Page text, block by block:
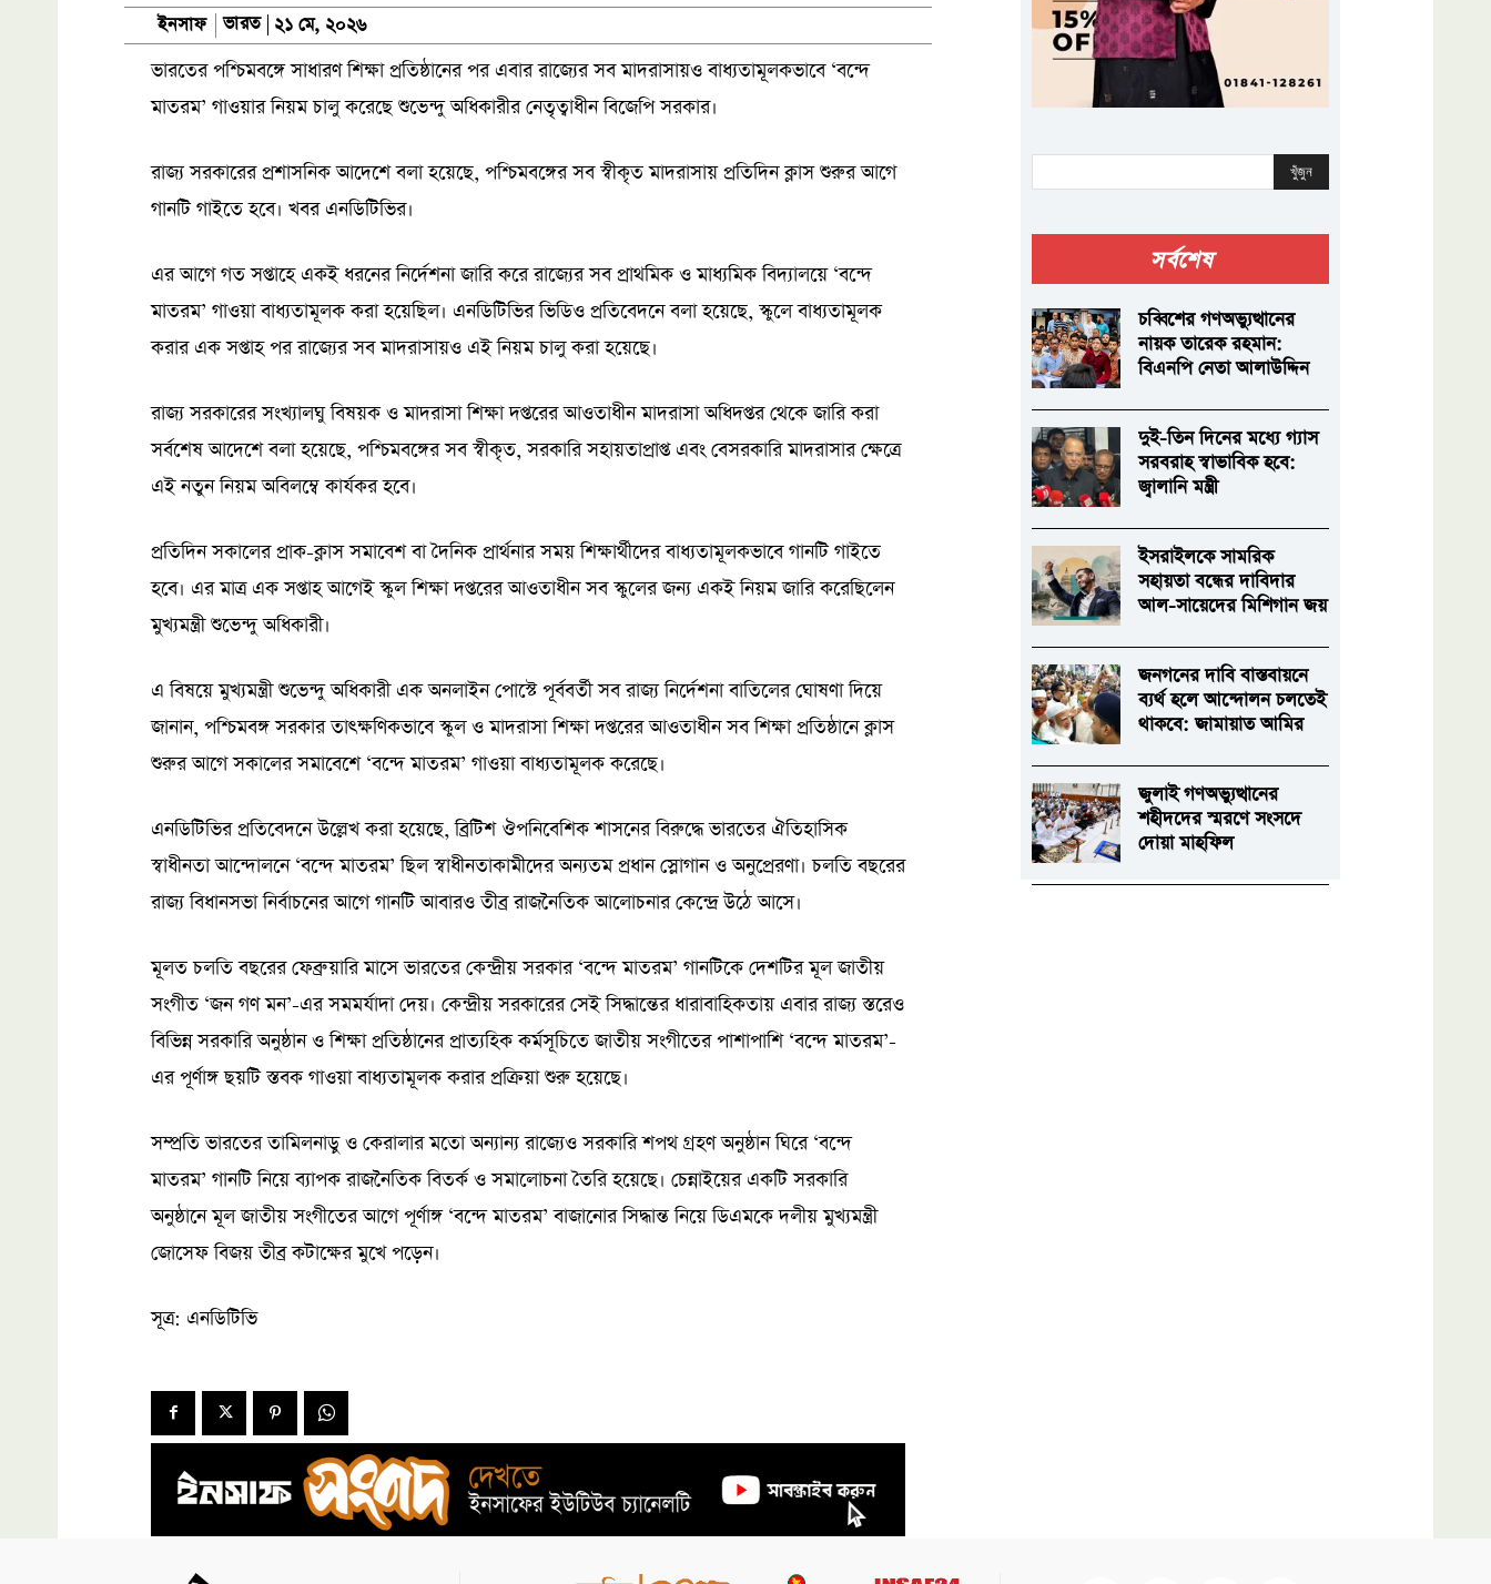
ইনসাফ ভারত ২১ মে, ২০২৬
ভারতের পশ্চিমবঙ্গে সাধারণ শিক্ষা প্রতিষ্ঠানের পর এবার রাজ্যের সব মাদরাসায়ও বাধ্যতামূলকভাবে ‘বন্দে
মাতরম’ গাওয়ার নিয়ম চালু করেছে শুভেন্দু অধিকারীর নেতৃত্বাধীন বিজেপি সরকার।
রাজ্য সরকারের প্রশাসনিক আদেশে বলা হয়েছে, পশ্চিমবঙ্গের সব স্বীকৃত মাদরাসায় প্রতিদিন ক্লাস শুরুর আগে
গানটি গাইতে হবে। খবর এনডিটিভির।
এর আগে গত সপ্তাহে একই ধরনের নির্দেশনা জারি করে রাজ্যের সব প্রাথমিক ও মাধ্যমিক বিদ্যালয়ে ‘বন্দে
মাতরম’ গাওয়া বাধ্যতামূলক করা হয়েছিল। এনডিটিভির ভিডিও প্রতিবেদনে বলা হয়েছে, স্কুলে বাধ্যতামূলক
করার এক সপ্তাহ পর রাজ্যের সব মাদরাসায়ও এই নিয়ম চালু করা হয়েছে।
রাজ্য সরকারের সংখ্যালঘু বিষয়ক ও মাদরাসা শিক্ষা দপ্তরের আওতাধীন মাদরাসা অধিদপ্তর থেকে জারি করা
সর্বশেষ আদেশে বলা হয়েছে, পশ্চিমবঙ্গের সব স্বীকৃত, সরকারি সহায়তাপ্রাপ্ত এবং বেসরকারি মাদরাসার ক্ষেত্রে
এই নতুন নিয়ম অবিলম্বে কার্যকর হবে।
প্রতিদিন সকালের প্রাক-ক্লাস সমাবেশ বা দৈনিক প্রার্থনার সময় শিক্ষার্থীদের বাধ্যতামূলকভাবে গানটি গাইতে
হবে। এর মাত্র এক সপ্তাহ আগেই স্কুল শিক্ষা দপ্তরের আওতাধীন সব স্কুলের জন্য একই নিয়ম জারি করেছিলেন
মুখ্যমন্ত্রী শুভেন্দু অধিকারী।
এ বিষয়ে মুখ্যমন্ত্রী শুভেন্দু অধিকারী এক অনলাইন পোস্টে পূর্ববর্তী সব রাজ্য নির্দেশনা বাতিলের ঘোষণা দিয়ে
জানান, পশ্চিমবঙ্গ সরকার তাৎক্ষণিকভাবে স্কুল ও মাদরাসা শিক্ষা দপ্তরের আওতাধীন সব শিক্ষা প্রতিষ্ঠানে ক্লাস
শুরুর আগে সকালের সমাবেশে ‘বন্দে মাতরম’ গাওয়া বাধ্যতামূলক করেছে।
এনডিটিভির প্রতিবেদনে উল্লেখ করা হয়েছে, ব্রিটিশ ঔপনিবেশিক শাসনের বিরুদ্ধে ভারতের ঐতিহাসিক
স্বাধীনতা আন্দোলনে ‘বন্দে মাতরম’ ছিল স্বাধীনতাকামীদের অন্যতম প্রধান স্লোগান ও অনুপ্রেরণা। চলতি বছরের
রাজ্য বিধানসভা নির্বাচনের আগে গানটি আবারও তীব্র রাজনৈতিক আলোচনার কেন্দ্রে উঠে আসে।
মূলত চলতি বছরের ফেব্রুয়ারি মাসে ভারতের কেন্দ্রীয় সরকার ‘বন্দে মাতরম’ গানটিকে দেশটির মূল জাতীয়
সংগীত ‘জন গণ মন’-এর সমমর্যাদা দেয়। কেন্দ্রীয় সরকারের সেই সিদ্ধান্তের ধারাবাহিকতায় এবার রাজ্য স্তরেও
বিভিন্ন সরকারি অনুষ্ঠান ও শিক্ষা প্রতিষ্ঠানের প্রাত্যহিক কর্মসূচিতে জাতীয় সংগীতের পাশাপাশি ‘বন্দে মাতরম’-
এর পূর্ণাঙ্গ ছয়টি স্তবক গাওয়া বাধ্যতামূলক করার প্রক্রিয়া শুরু হয়েছে।
সম্প্রতি ভারতের তামিলনাড়ু ও কেরালার মতো অন্যান্য রাজ্যেও সরকারি শপথ গ্রহণ অনুষ্ঠান ঘিরে ‘বন্দে
মাতরম’ গানটি নিয়ে ব্যাপক রাজনৈতিক বিতর্ক ও সমালোচনা তৈরি হয়েছে। চেন্নাইয়ের একটি সরকারি
অনুষ্ঠানে মূল জাতীয় সংগীতের আগে পূর্ণাঙ্গ ‘বন্দে মাতরম’ বাজানোর সিদ্ধান্ত নিয়ে ডিএমকে দলীয় মুখ্যমন্ত্রী
জোসেফ বিজয় তীব্র কটাক্ষের মুখে পড়েন।
সূত্র: এনডিটিভি
খুঁজুন
সর্বশেষ
চব্বিশের গণঅভ্যুত্থানের
নায়ক তারেক রহমান:
বিএনপি নেতা আলাউদ্দিন
দুই-তিন দিনের মধ্যে গ্যাস
সরবরাহ স্বাভাবিক হবে:
জ্বালানি মন্ত্রী
ইসরাইলকে সামরিক
সহায়তা বন্ধের দাবিদার
আল-সায়েদের মিশিগান জয়
জনগনের দাবি বাস্তবায়নে
ব্যর্থ হলে আন্দোলন চলতেই
থাকবে: জামায়াত আমির
জুলাই গণঅভ্যুত্থানের
শহীদদের স্মরণে সংসদে
দোয়া মাহফিল